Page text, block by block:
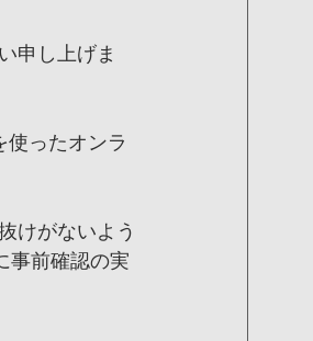
申し上げま
ったオンラ
けがないよう
事前確認の実